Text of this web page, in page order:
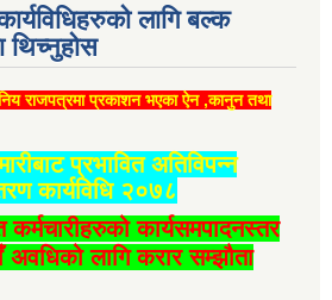
लागि बल्क
थिच्‍नुहोस
राजपत्रमा प्रकाशन भएका ऐन ,कानुन तथा
प्रभावित अतिविपन्न
कार्यविधि २०७८
कर्मचारीहरुको कार्यसमपादनस्तर
लागि करार सम्झौता